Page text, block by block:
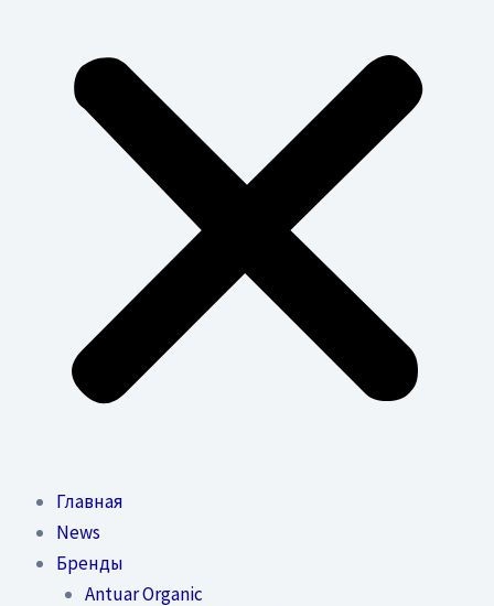
Главная
News
Бренды
Antuar Organic